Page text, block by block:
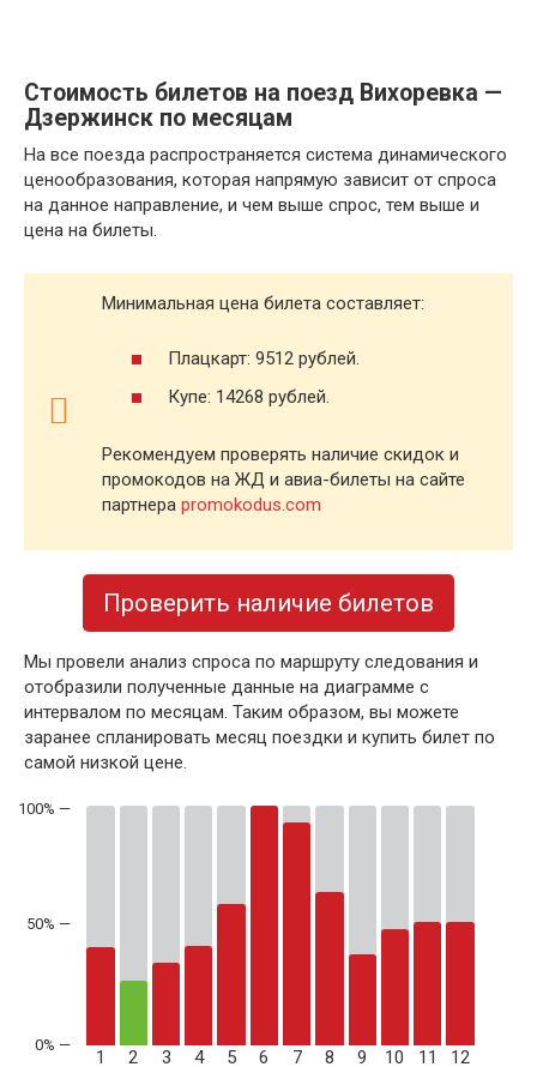
Стоимость билетов на поезд Вихоревка —
Дзержинск по месяцам
На все поезда распространяется система динамического
ценообразования, которая напрямую зависит от спроса
на данное направление, и чем выше спрос, тем выше и
цена на билеты.
Минимальная цена билета составляет:
Плацкарт: 9512 рублей.
Купе: 14268 рублей.
Рекомендуем проверять наличие скидок и
промокодов на ЖД и авиа-билеты на сайте
партнера promokodus.com
Проверить наличие билетов
Мы провели анализ спроса по маршруту следования и
отобразили полученные данные на диаграмме с
интервалом по месяцам. Таким образом, вы можете
заранее спланировать месяц поездки и купить билет по
самой низкой цене.
50% —
1 2 3 4 5 6 7 8 9 10 11 12